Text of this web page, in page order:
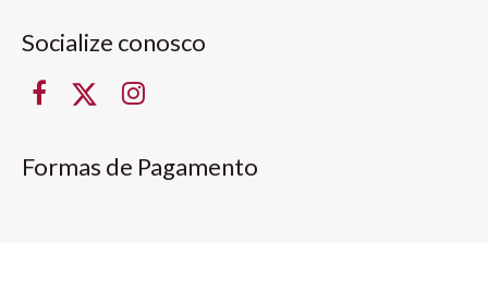
Socialize conosco
Formas de Pagamento